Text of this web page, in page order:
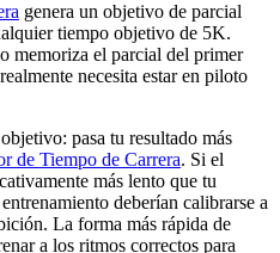
genera un objetivo de parcial
tiempo objetivo de 5K.
memoriza el parcial del primer
necesita estar en piloto
pasa tu resultado más
de Tiempo de Carrera. Si el
más lento que tu
deberían calibrarse a
La forma más rápida de
a los ritmos correctos para